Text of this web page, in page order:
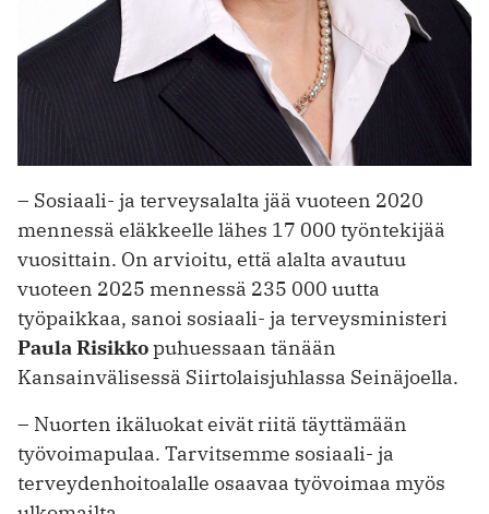
– Sosiaali- ja terveysalalta jää vuoteen 2020
mennessä eläkkeelle lähes 17 000 työntekijää
vuosittain. On arvioitu, että alalta avautuu
vuoteen 2025 mennessä 235 000 uutta
työpaikkaa, sanoi sosiaali- ja terveysministeri
Paula Risikkopuhuessaan tänään
Kansainvälisessä Siirtolaisjuhlassa Seinäjoella.
– Nuorten ikäluokat eivät riitä täyttämään
työvoimapulaa. Tarvitsemme sosiaali- ja
terveydenhoitoalalle osaavaa työvoimaa myös